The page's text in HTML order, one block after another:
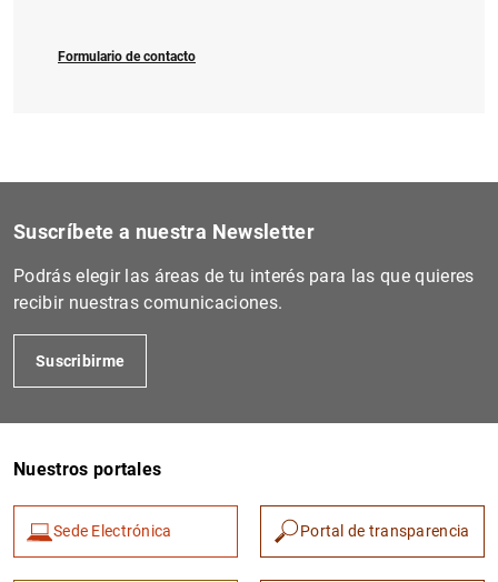
Formulario de contacto
Suscríbete a nuestra Newsletter
Podrás elegir las áreas de tu interés para las que quieres
recibir nuestras comunicaciones.
Suscribirme
Nuestros portales
Sede Electrónica Portal de transparencia